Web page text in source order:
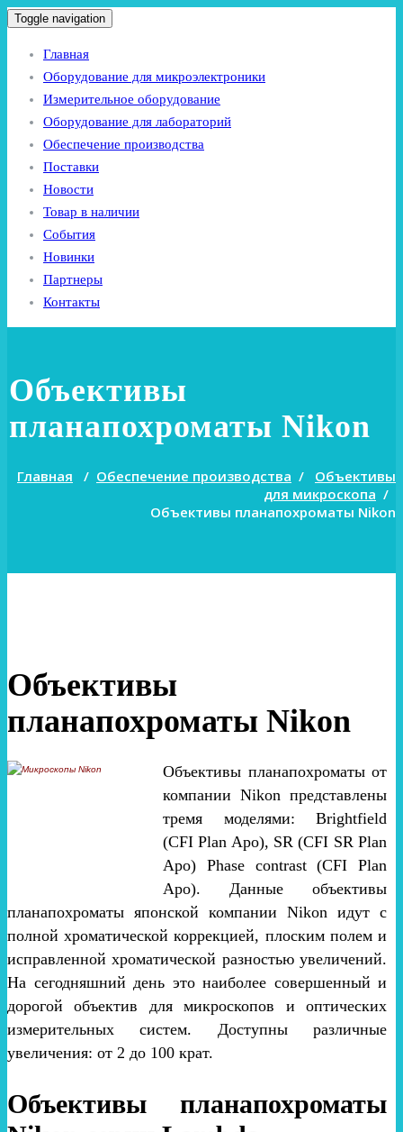
Toggle navigation
Главная
Оборудование для микроэлектроники
Измерительное оборудование
Оборудование для лабораторий
Обеспечение производства
Поставки
Новости
Товар в наличии
События
Новинки
Партнеры
Контакты
Объективы
планапохроматы Nikon
Главная / Обеспечение производства / Объективы
для микроскопа /
Объективы планапохроматы Nikon
Объективы
планапохроматы Nikon
Объективы планапохроматы от
компании Nikon представлены
тремя моделями: Brightfield
(CFI Plan Apo), SR (CFI SR Plan
Apo) Phase contrast (CFI Plan
Apo). Данные объективы
планапохроматы японской компании Nikon идут с
полной хроматической коррекцией, плоским полем и
исправленной хроматической разностью увеличений.
На сегодняшний день это наиболее совершенный и
дорогой объектив для микроскопов и оптических
измерительных систем. Доступны различные
увеличения: от 2 до 100 крат.
Объективы планапохроматы